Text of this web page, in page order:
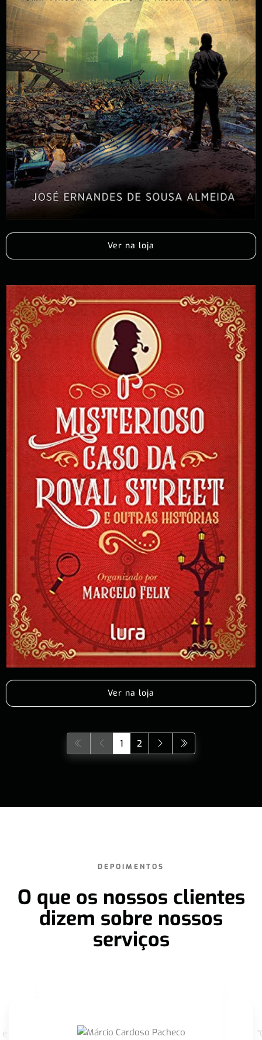
Ver na loja
Ver na loja
1 2
DEPOIMENTOS
O que os nossos clientes
dizem sobre nossos
serviços